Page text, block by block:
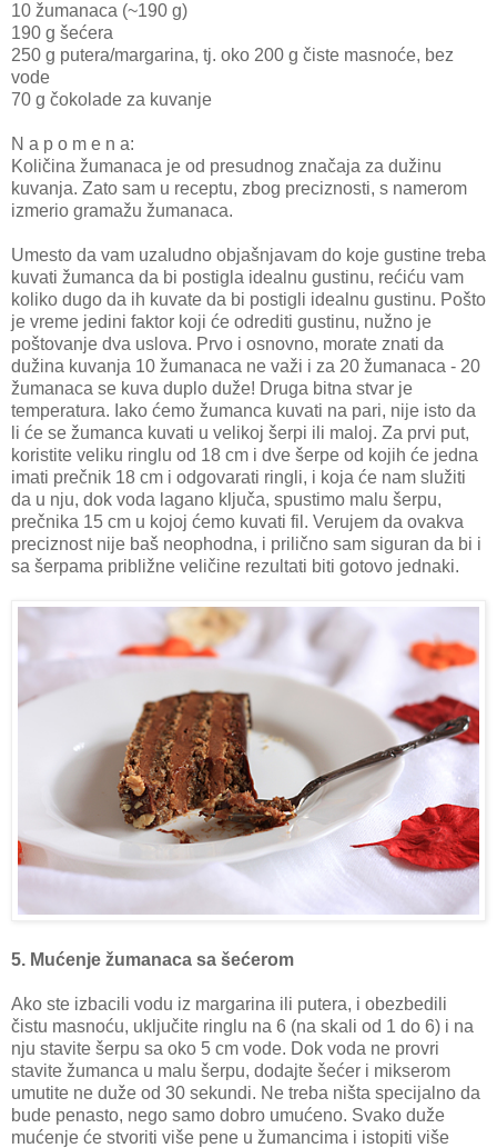
10 žumanaca (~190 g)
190 g šećera
250 g putera/margarina, tj. oko 200 g čiste masnoće, bez
vode
70 g čokolade za kuvanje
N a p o m e n a:
Količina žumanaca je od presudnog značaja za dužinu
kuvanja. Zato sam u receptu, zbog preciznosti, s namerom
izmerio gramažu žumanaca.
Umesto da vam uzaludno objašnjavam do koje gustine treba
kuvati žumanca da bi postigla idealnu gustinu, rećiću vam
koliko dugo da ih kuvate da bi postigli idealnu gustinu. Pošto
je vreme jedini faktor koji će odrediti gustinu, nužno je
poštovanje dva uslova. Prvo i osnovno, morate znati da
dužina kuvanja 10 žumanaca ne važi i za 20 žumanaca - 20
žumanaca se kuva duplo duže! Druga bitna stvar je
temperatura. Iako ćemo žumanca kuvati na pari, nije isto da
li će se žumanca kuvati u velikoj šerpi ili maloj. Za prvi put,
koristite veliku ringlu od 18 cm i dve šerpe od kojih će jedna
imati prečnik 18 cm i odgovarati ringli, i koja će nam služiti
da u nju, dok voda lagano ključa, spustimo malu šerpu,
prečnika 15 cm u kojoj ćemo kuvati fil. Verujem da ovakva
preciznost nije baš neophodna, i prilično sam siguran da bi i
sa šerpama približne veličine rezultati biti gotovo jednaki.
5. Mućenje žumanaca sa šećerom
Ako ste izbacili vodu iz margarina ili putera, i obezbedili
čistu masnoću, uključite ringlu na 6 (na skali od 1 do 6) i na
nju stavite šerpu sa oko 5 cm vode. Dok voda ne provri
stavite žumanca u malu šerpu, dodajte šećer i mikserom
umutite ne duže od 30 sekundi. Ne treba ništa specijalno da
bude penasto, nego samo dobro umućeno. Svako duže
mućenje će stvoriti više pene u žumancima i istopiti više